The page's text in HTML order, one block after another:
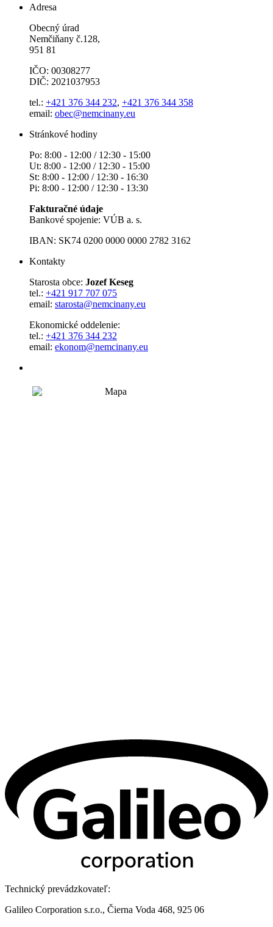
Adresa
Obecný úrad
Nemčiňany č.128,
951 81
IČO: 00308277
DIČ: 2021037953
tel.: +421 376 344 232, +421 376 344 358
email: obec@nemcinany.eu
Stránkové hodiny
Po: 8:00 - 12:00 / 12:30 - 15:00
Ut: 8:00 - 12:00 / 12:30 - 15:00
St: 8:00 - 12:00 / 12:30 - 16:30
Pi: 8:00 - 12:00 / 12:30 - 13:30
Fakturačné údaje
Bankové spojenie: VÚB a. s.
IBAN: SK74 0200 0000 0000 2782 3162
Kontakty
Starosta obce: Jozef Keseg
tel.: +421 917 707 075
email: starosta@nemcinany.eu
Ekonomické oddelenie:
tel.: +421 376 344 232
email: ekonom@nemcinany.eu
Technický prevádzkovateľ:
Galileo Corporation s.r.o., Čierna Voda 468, 925 06